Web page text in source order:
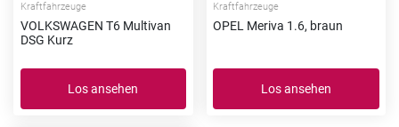
Kraftfahrzeuge
VOLKSWAGEN T6 Multivan
DSG Kurz
Los ansehen
Kraftfahrzeuge
OPEL Meriva 1.6, braun
Los ansehen